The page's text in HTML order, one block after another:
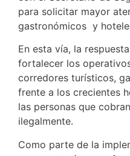
para solicitar mayor
gastronómicos y
En esta vía, la
fortalecer los
corredores turísticos,
frente a los crecientes
las personas que
ilegalmente.
Como parte de la